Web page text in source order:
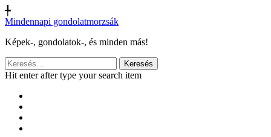
╄
Mindennapi gondolatmorzsák
Képek-, gondolatok-, és minden más!
Keresés:
Hit enter after type your search item